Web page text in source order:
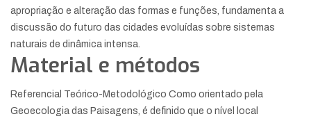
apropriação e alteração das formas e funções, fundamenta a
discussão do futuro das cidades evoluídas sobre sistemas
naturais de dinâmica intensa.
Material e métodos
Referencial Teórico-Metodológico Como orientado pela
Geoecologia das Paisagens, é definido que o nível local